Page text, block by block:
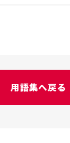
用語集へ戻る